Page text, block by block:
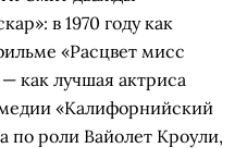
в 1970 году как
«Расцвет мисс
как лучшая актриса
«Калифорнийский
по роли Вайолет Кроули,